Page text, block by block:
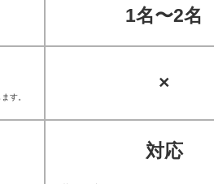
1名〜2名
す。
×
対応